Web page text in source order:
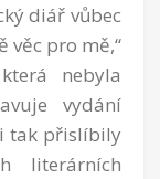
diář vůbec
věc pro mě,“
nebyla
vydání
tak přislíbily
literárních